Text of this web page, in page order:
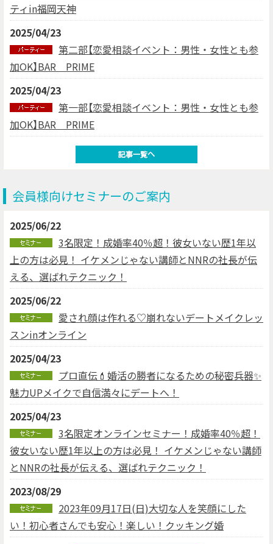
ティin福岡天神
2025/04/23
第二部【恋愛相談イベント：男性・女性とも参
加OK】BAR PRIME
2025/04/23
第一部【恋愛相談イベント：男性・女性とも参
加OK】BAR PRIME
会員様向けセミナーのご案内
2025/06/22
3名限定！成婚率40％超！彼女いない歴1年以
上の方は必見！ イケメンじゃない講師とNNRの社長が伝
える、選ばれテクニック！
2025/06/22
愛され顔は作れる♡崩れないデートメイクレッ
スンinオンライン
2025/04/23
プロ直伝💄婚活の勝者になるための秘密兵器✨
魅力UPメイクで自信満々にデートへ！
2025/04/23
3名限定オンラインセミナー！成婚率40％超！
彼女いない歴1年以上の方は必見！ イケメンじゃない講師
とNNRの社長が伝える、選ばれテクニック！
2023/08/29
2023年09月17日(日)大切な人を笑顔にした
い！初心者さんでも安心！楽しい！クッキング婚